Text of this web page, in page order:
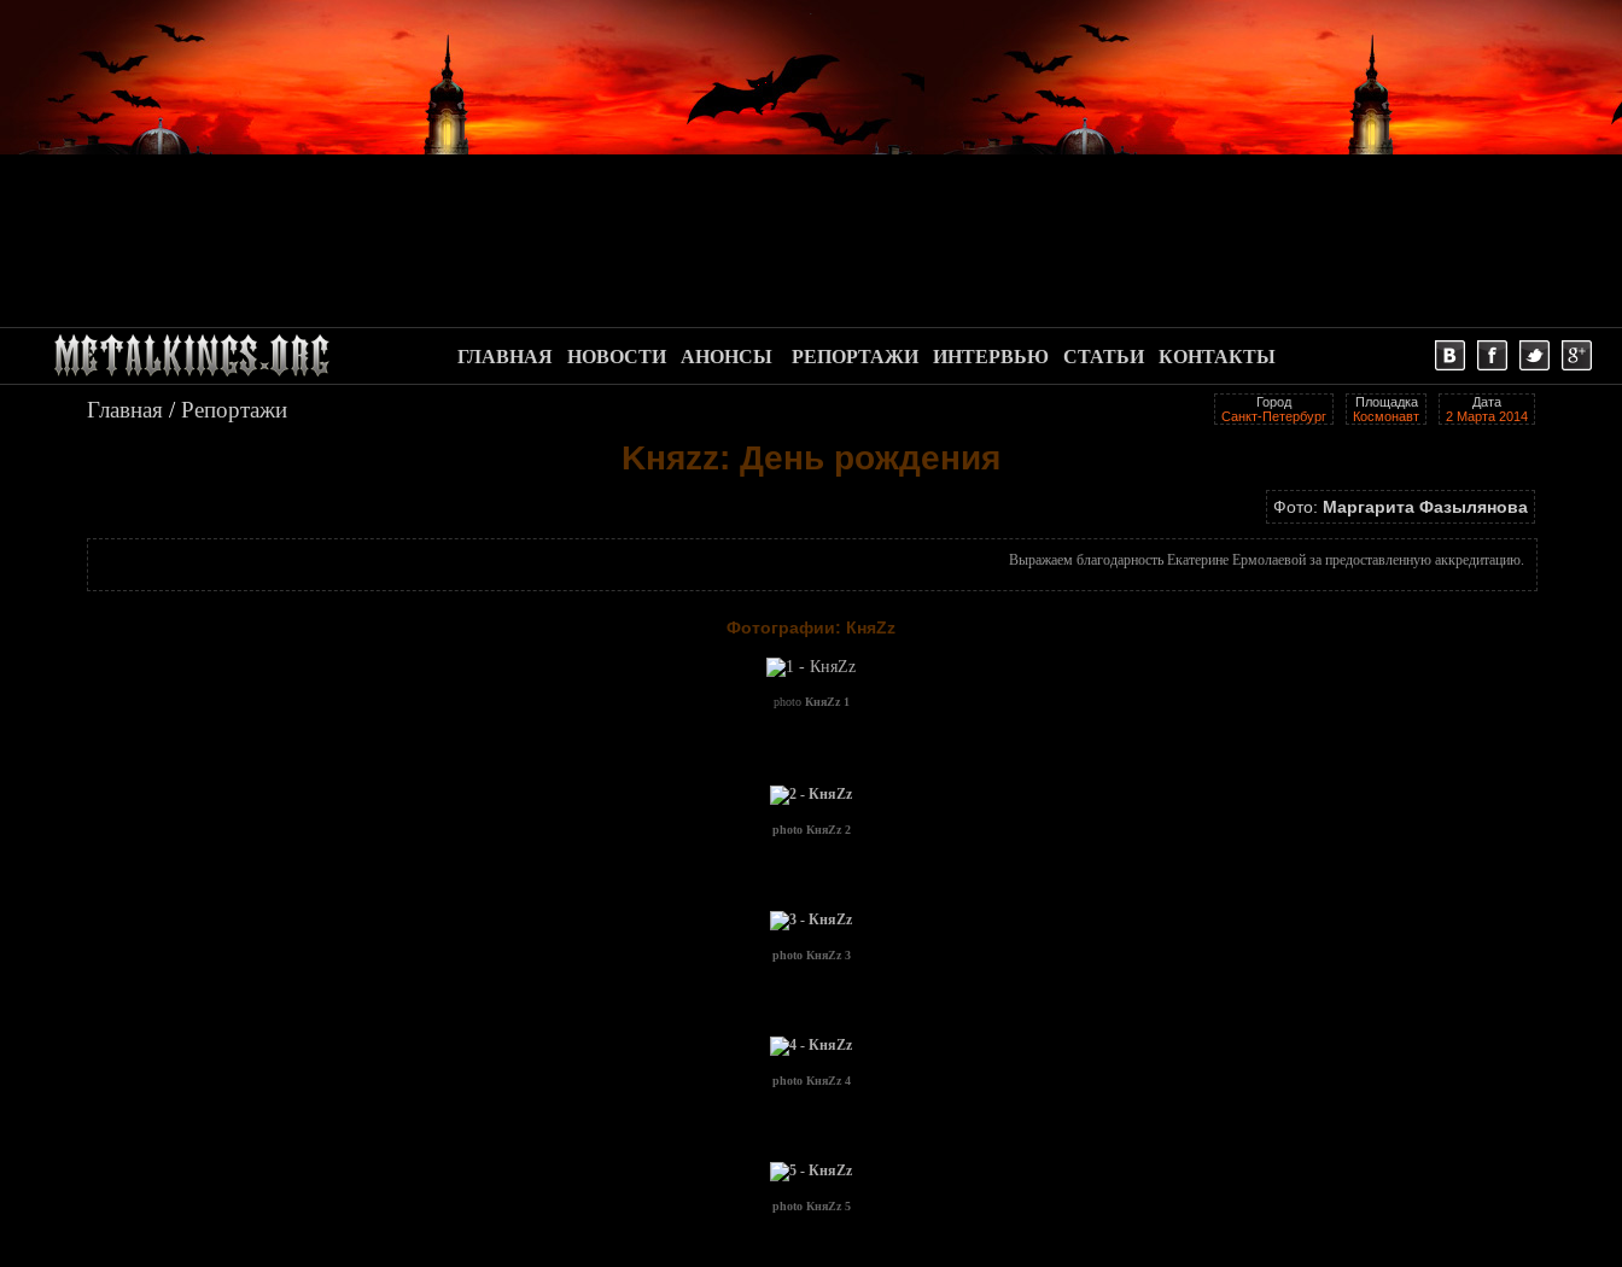
.
ГЛАВНАЯ НОВОСТИ АНОНСЫ РЕПОРТАЖИ ИНТЕРВЬЮ СТАТЬИ КОНТАКТЫ
Главная /Репортажи
Kняzz: День рождения
Дата
2 Марта 2014
Площадка
Космонавт
Город
Санкт-Петербург
Фото: Маргарита Фазылянова
Выражаем благодарность Екатерине Ермолаевой за предоставленную аккредитацию.
Фотографии: КняZz
photo КняZz 1
photo КняZz 2
photo КняZz 3
photo КняZz 4
photo КняZz 5